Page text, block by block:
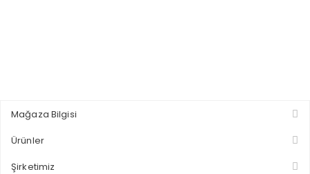
Mağaza Bilgisi
Ürünler
Şirketimiz